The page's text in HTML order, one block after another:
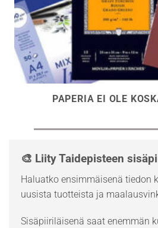
PAPERIA EI OLE
🎨 Liity Taidepisteen
Haluatko ensimmäisenä tiedon
uusista tuotteista ja
Sisäpiiriläisenä saat enemmän